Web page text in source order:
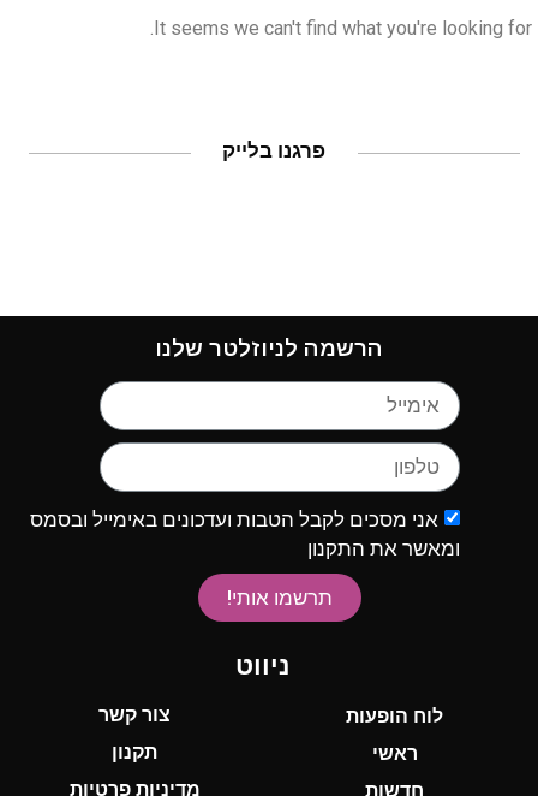
It seems we can't find what you're looking for.
פרגנו בלייק
הרשמה לניוזלטר שלנו
אני מסכים לקבל הטבות ועדכונים באימייל ובסמס
ומאשר את התקנון
תרשמו אותי!
ניווט
לוח הופעות
ראשי
חדשות
צור קשר
תקנון
מדיניות פרטיות